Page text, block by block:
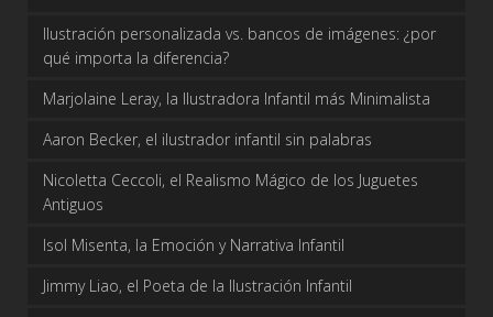
Ilustración personalizada vs. bancos de imágenes: ¿por
qué importa la diferencia?
Marjolaine Leray, la Ilustradora Infantil más Minimalista
Aaron Becker, el ilustrador infantil sin palabras
Nicoletta Ceccoli, el Realismo Mágico de los Juguetes
Antiguos
Isol Misenta, la Emoción y Narrativa Infantil
Jimmy Liao, el Poeta de la Ilustración Infantil